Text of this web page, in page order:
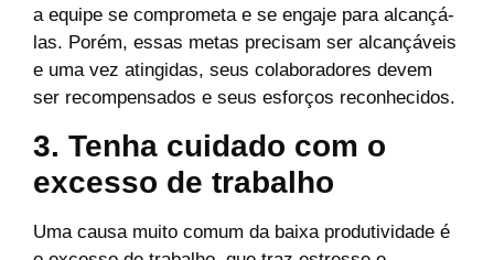
a equipe se comprometa e se engaje para alcançá-
las. Porém, essas metas precisam ser alcançáveis
e uma vez atingidas, seus colaboradores devem
ser recompensados e seus esforços reconhecidos.
3. Tenha cuidado com o
excesso de trabalho
Uma causa muito comum da baixa produtividade é